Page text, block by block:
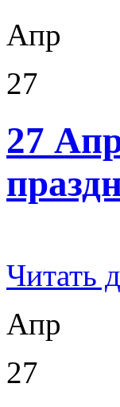
Апр
27
27
Читать
Апр
27